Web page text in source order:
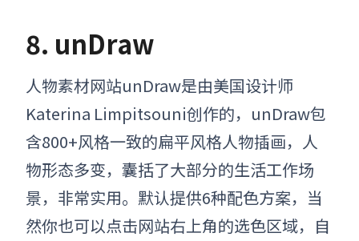
8. unDraw
人物素材网站unDraw是由美国设计师
Katerina Limpitsouni创作的，unDraw包
含800+风格一致的扁平风格人物插画，人
物形态多变，囊括了大部分的生活工作场
景，非常实用。默认提供6种配色方案，当
然你也可以点击网站右上角的选色区域，自